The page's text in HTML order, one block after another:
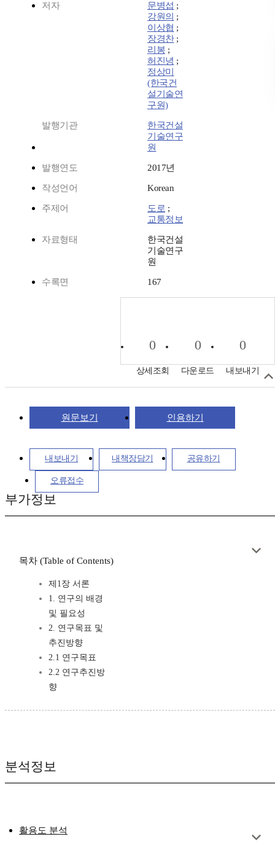
저자 문병섭 ;
강원의 ;
이상협 ;
장경찬;
리봉 ;
허진녕 ;
정상미
(한국건
설기술연
구원)
발행기관
한국건설
기술연구
원
발행연도 2017년
작성언어 Korean
주제어 도로 ;
교통정보
자료형태
한국건설
기술연구
원
수록면 167
0
상세조회
0
다운로드
0
내보내기
원문보기 인용하기
내보내기 내책장담기 공유하기
오류접수
부가정보
목차 (Table of Contents)
제1장 서론
1. 연구의 배경
및 필요성
2. 연구목표 및
추진방향
2.1 연구목표
2.2 연구추진방
향
분석정보
활용도 분석